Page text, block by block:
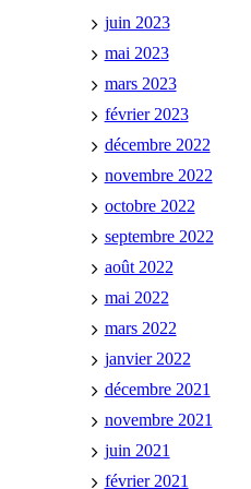
juin 2023
mai 2023
mars 2023
février 2023
décembre 2022
novembre 2022
octobre 2022
septembre 2022
août 2022
mai 2022
mars 2022
janvier 2022
décembre 2021
novembre 2021
juin 2021
février 2021